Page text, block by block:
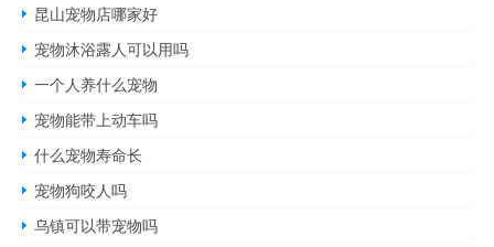
昆山宠物店哪家好
宠物沐浴露人可以用吗
一个人养什么宠物
宠物能带上动车吗
什么宠物寿命长
宠物狗咬人吗
乌镇可以带宠物吗